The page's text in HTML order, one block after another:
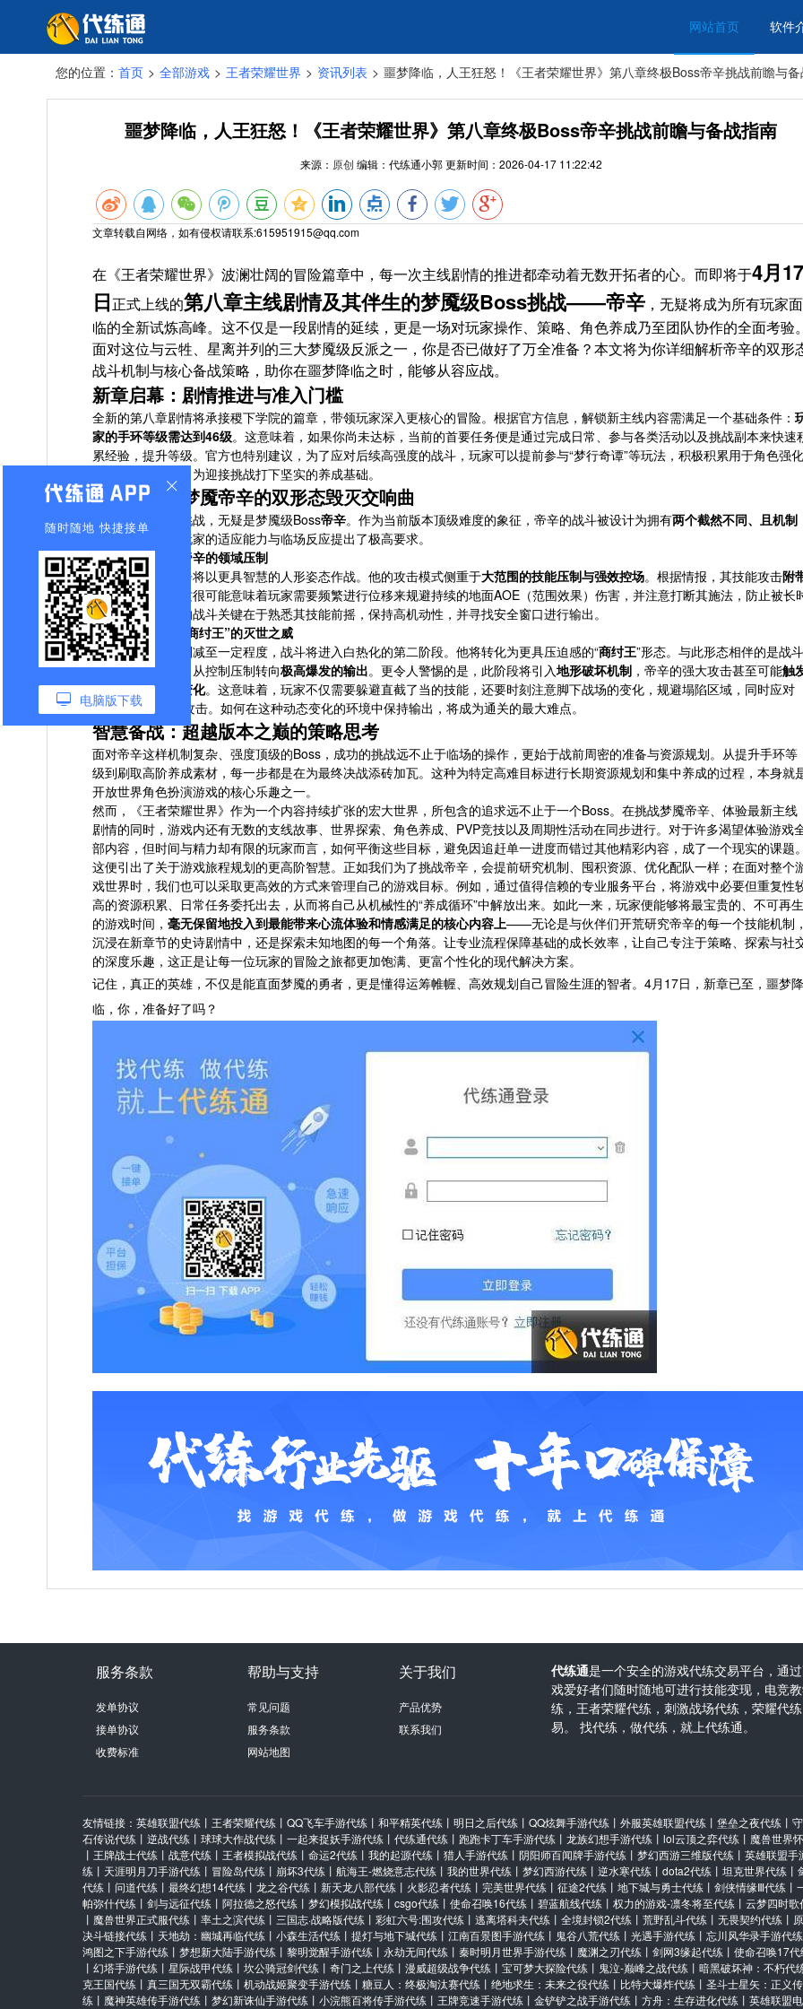
网站首页 软件
您的位置： 首页 > 全部游戏 > 王者荣耀世界 > 资讯列表 > 噩梦降临，人王狂怒！《王者荣耀世界》第八章终极Boss帝辛挑战前瞻与
噩梦降临，人王狂怒！《王者荣耀世界》第八章终极Boss帝辛挑战前瞻与备战指南
来源： 原创 编辑： 代练通小郭更新时间： 2026-04-17 11:22:42
文章转载自网络，如有侵权请联系:615951915@qq.com
在《王者荣耀世界》波澜壮阔的冒险篇章中，每一次主线剧情的推进都牵动着无数开拓者的心。而即将于4月17
日正式上线的第八章主线剧情及其伴生的梦魇级Boss挑战——帝辛 ，无疑将成为所有玩家面
临的全新试炼高峰。这不仅是一段剧情的延续，更是一场对玩家操作、策略、角色养成乃至团队协作的全面考验。
面对这位与云牲、星离并列的三大梦魇级反派之一，你是否已做好了万全准备？本文将为你详细解析帝辛的双形
战斗机制与核心备战策略，助你在噩梦降临之时，能够从容应战。
新章启幕：剧情推进与准入门槛
全新的第八章剧情将承接稷下学院的篇章，带领玩家深入更核心的冒险。根据官方信息，解锁新主线内容需满足一个基础条件：
家的手环等级需达到46级。这意味着，如果你尚未达标，当前的首要任务便是通过完成日常、参与各类活动以及挑战副本来快速
累经验，提升等级。官方也特别建议，为了应对后续高强度的战斗，玩家可以提前参与“梦行奇谭”等玩法，积极积累用于角色强化
，为迎接挑战打下坚实的养成基础。
终极试炼：梦魇帝辛的双形态毁灭交响曲
本次更新的核心挑战，无疑是梦魇级Boss帝辛。作为当前版本顶级难度的象征，帝辛的战斗被设计为拥有两个截然不同、且机制
复杂的阶段
，对玩家的适应能力与临场反应提出了极高要求。
第一阶段：人形帝辛的领域压制
在此形态下，帝辛将以更具智慧的人形姿态作战。他的攻击模式侧重于大范围的技能压制与强效控场。根据情报，其技能攻击附
环形震荡效果
，这很可能意味着玩家需要频繁进行位移来规避持续的地面AOE（范围效果）伤害，并注意打断其施法，防止被长
间控制。此阶段的战斗关键在于熟悉其技能前摇，保持高机动性，并寻找安全窗口进行输出。
第二阶段：狂怒“商纣王”的灭世之威
当帝辛的血量被削减至一定程度，战斗将进入白热化的第二阶段。他将转化为更具压迫感的“商纣王”形态。与此形态相伴的是战斗
风格的彻底转变：从控制压制转向极高爆发的输出。更令人警惕的是，此阶段将引入地形破坏机制 ，帝辛的强大攻击甚至可能触
场景坍塌等环境变化。这意味着，玩家不仅需要躲避直截了当的技能，还要时刻注意脚下战场的变化，规避塌陷区域，同时应对
Boss更加迅猛的攻击。如何在这种动态变化的环境中保持输出，将成为通关的最大难点。
智慧备战：超越版本之巅的策略思考
面对帝辛这样机制复杂、强度顶级的Boss，成功的挑战远不止于临场的操作，更始于战前周密的准备与资源规划。从提升手环等
级到刷取高阶养成素材，每一步都是在为最终决战添砖加瓦。这种为特定高难目标进行长期资源规划和集中养成的过程，本身就
开放世界角色扮演游戏的核心乐趣之一。
然而，《王者荣耀世界》作为一个内容持续扩张的宏大世界，所包含的追求远不止于一个Boss。在挑战梦魇帝辛、体验最新主线
剧情的同时，游戏内还有无数的支线故事、世界探索、角色养成、PVP竞技以及周期性活动在同步进行。对于许多渴望体验游戏
部内容，但时间与精力却有限的玩家而言，如何平衡这些目标，避免因追赶单一进度而错过其他精彩内容，成了一个现实的课题。
这便引出了关于游戏旅程规划的更高阶智慧。正如我们为了挑战帝辛，会提前研究机制、囤积资源、优化配队一样；在面对整个
戏世界时，我们也可以采取更高效的方式来管理自己的游戏目标。例如，通过值得信赖的专业服务平台，将游戏中必要但重复性
高的资源积累、日常任务委托出去，从而将自己从机械性的“养成循环”中解放出来。如此一来，玩家便能够将最宝贵的、不可再生
的游戏时间， 毫无保留地投入到最能带来心流体验和情感满足的核心内容上——无论是与伙伴们开荒研究帝辛的每一个技能机制，
沉浸在新章节的史诗剧情中，还是探索未知地图的每一个角落。让专业流程保障基础的成长效率，让自己专注于策略、探索与社
的深度乐趣，这正是让每一位玩家的冒险之旅都更加饱满、更富个性化的现代解决方案。
记住，真正的英雄，不仅是能直面梦魇的勇者，更是懂得运筹帷幄、高效规划自己冒险生涯的智者。4月17日，新章已至，噩梦降
临，你，准备好了吗？
服务条款
发单协议
接单协议
收费标准
帮助与支持
常见问题
服务条款
网站地图
关于我们
产品优势
联系我们
代练通是一个安全的游戏代练交易平台，通
戏爱好者们随时随地可进行技能变现，电竞
练，王者荣耀代练，刺激战场代练，荣耀代
易。 找代练，做代练，就上代练通。
友情链接： 英雄联盟代练 丨 王者荣耀代练 丨 QQ飞车手游代练 丨 和平精英代练 丨 明日之后代练 丨 QQ炫舞手游代练 丨 外服英雄联盟代练 丨 堡垒之夜代练 丨
石传说代练 丨 逆战代练 丨 球球大作战代练 丨 一起来捉妖手游代练 丨 代练通代练 丨 跑跑卡丁车手游代练 丨 龙族幻想手游代练 丨 lol云顶之弈代练 丨 魔兽世界
丨 王牌战士代练 丨 战意代练 丨 王者模拟战代练 丨 命运2代练 丨 我的起源代练 丨 猎人手游代练 丨 阴阳师百闻牌手游代练 丨 梦幻西游三维版代练 丨 英雄联盟手
练 丨 天涯明月刀手游代练 丨 冒险岛代练 丨 崩坏3代练 丨 航海王-燃烧意志代练 丨 我的世界代练 丨 梦幻西游代练 丨 逆水寒代练 丨 dota2代练 丨 坦克世界代练 丨
代练 丨 问道代练 丨 最终幻想14代练 丨 龙之谷代练 丨 新天龙八部代练 丨 火影忍者代练 丨 完美世界代练 丨 征途2代练 丨 地下城与勇士代练 丨 剑侠情缘Ⅲ代练 丨
帕弥什代练 丨 剑与远征代练 丨 阿拉德之怒代练 丨 梦幻模拟战代练 丨 csgo代练 丨 使命召唤16代练 丨 碧蓝航线代练 丨 权力的游戏-凛冬将至代练 丨 云梦四时歌
丨 魔兽世界正式服代练 丨 率土之滨代练 丨 三国志·战略版代练 丨 彩虹六号:围攻代练 丨 逃离塔科夫代练 丨 全境封锁2代练 丨 荒野乱斗代练 丨 无畏契约代练 丨
决斗链接代练 丨 天地劫：幽城再临代练 丨 小森生活代练 丨 提灯与地下城代练 丨 江南百景图手游代练 丨 鬼谷八荒代练 丨 光遇手游代练 丨 忘川风华录手游代练
鸿图之下手游代练 丨 梦想新大陆手游代练 丨 黎明觉醒手游代练 丨 永劫无间代练 丨 秦时明月世界手游代练 丨 魔渊之刃代练 丨 剑网3缘起代练 丨 使命召唤17代
丨 幻塔手游代练 丨 星际战甲代练 丨 坎公骑冠剑代练 丨 奇门之上代练 丨 漫威超级战争代练 丨 宝可梦大探险代练 丨 鬼泣-巅峰之战代练 丨 暗黑破坏神：不朽代
克王国代练 丨 真三国无双霸代练 丨 机动战姬聚变手游代练 丨 糖豆人：终极淘汰赛代练 丨 绝地求生：未来之役代练 丨 比特大爆炸代练 丨 圣斗士星矢：正义
练 丨 魔神英雄传手游代练 丨 梦幻新诛仙手游代练 丨 小浣熊百将传手游代练 丨 王牌竞速手游代练 丨 金铲铲之战手游代练 丨 方舟：生存进化代练 丨 英雄联盟
随时随地 快捷接单
电脑版下载